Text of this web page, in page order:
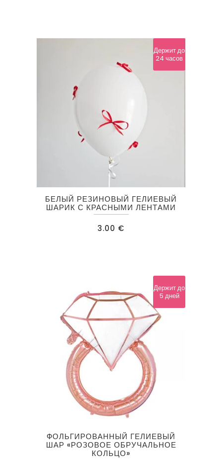
БЕЛЫЙ РЕЗИНОВЫЙ ГЕЛИЕВЫЙ
ШАРИК С КРАСНЫМИ ЛЕНТАМИ
3.00 €
Держит до
24 часов
ФОЛЬГИРОВАННЫЙ ГЕЛИЕВЫЙ
ШАР «РОЗОВОЕ ОБРУЧАЛЬНОЕ
КОЛЬЦО»
Держит до
5 дней